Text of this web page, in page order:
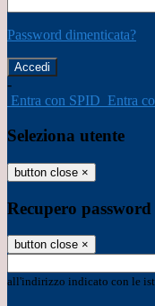
Password dimenticata?
-
Entra con SPID Entra
Seleziona utente
button close ×
Recupero password
button close ×
all'indirizzo indicato con le